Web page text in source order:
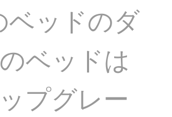
ベッドのダ
ベッドは
プグレー